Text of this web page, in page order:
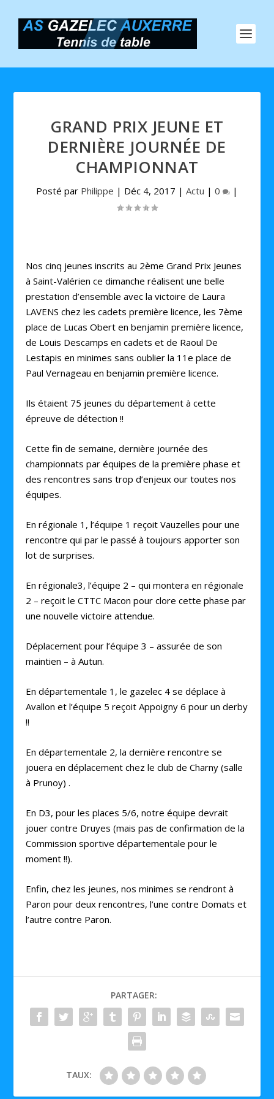
GRAND PRIX JEUNE ET
DERNIÈRE JOURNÉE DE
CHAMPIONNAT
Posté par Philippe | Déc 4, 2017 | Actu | 0 |
Nos cinq jeunes inscrits au 2ème Grand Prix Jeunes
à Saint-Valérien ce dimanche réalisent une belle
prestation d’ensemble avec la victoire de Laura
LAVENS chez les cadets première licence, les 7ème
place de Lucas Obert en benjamin première licence,
de Louis Descamps en cadets et de Raoul De
Lestapis en minimes sans oublier la 11e place de
Paul Vernageau en benjamin première licence.
Ils étaient 75 jeunes du département à cette
épreuve de détection !!
Cette fin de semaine, dernière journée des
championnats par équipes de la première phase et
des rencontres sans trop d’enjeux our toutes nos
équipes.
En régionale 1, l’équipe 1 reçoit Vauzelles pour une
rencontre qui par le passé à toujours apporter son
lot de surprises.
En régionale3, l’équipe 2 – qui montera en régionale
2 – reçoit le CTTC Macon pour clore cette phase par
une nouvelle victoire attendue.
Déplacement pour l’équipe 3 – assurée de son
maintien – à Autun.
En départementale 1, le gazelec 4 se déplace à
Avallon et l’équipe 5 reçoit Appoigny 6 pour un derby
!!
En départementale 2, la dernière rencontre se
jouera en déplacement chez le club de Charny (salle
à Prunoy) .
En D3, pour les places 5/6, notre équipe devrait
jouer contre Druyes (mais pas de confirmation de la
Commission sportive départementale pour le
moment !!).
Enfin, chez les jeunes, nos minimes se rendront à
Paron pour deux rencontres, l’une contre Domats et
l’autre contre Paron.
PARTAGER:
TAUX: